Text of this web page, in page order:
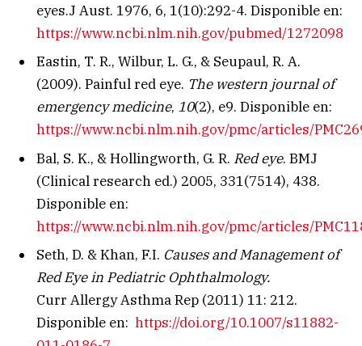
eyes.J Aust. 1976, 6, 1(10):292-4. Disponible en:
https://www.ncbi.nlm.nih.gov/pubmed/1272098
Eastin, T. R., Wilbur, L. G., & Seupaul, R. A.
(2009). Painful red eye. The western journal of
emergency medicine, 10(2), e9. Disponible en:
https://www.ncbi.nlm.nih.gov/pmc/articles/
Bal, S. K., & Hollingworth, G. R. Red eye. BMJ
(Clinical research ed.) 2005, 331(7514), 438.
Disponible en:
https://www.ncbi.nlm.nih.gov/pmc/articles/
Seth, D. & Khan, F.I. Causes and Management of
Red Eye in Pediatric Ophthalmology.
Curr Allergy Asthma Rep (2011) 11: 212.
Disponible en: https://doi.org/10.1007/s11882-